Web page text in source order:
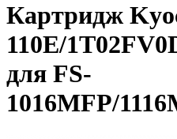
Картридж
110E/
для FS-
1016MFP/